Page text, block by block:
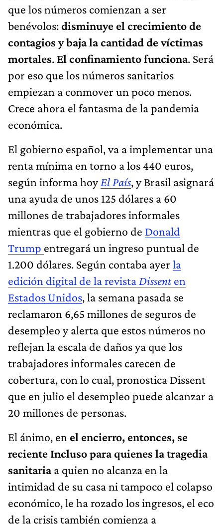
que los números comienzan a ser
benévolos:disminuye el crecimiento de
contagios y baja la cantidad de víctimas
mortales. El confinamiento funciona. Será
por eso que los números sanitarios
empiezan a conmover un poco menos.
Crece ahora el fantasma de la pandemia
económica.
El gobierno español, va a implementar una
renta mínima en torno a los 440 euros,
según informa hoyEl País, y Brasil asignará
una ayuda de unos 125 dólares a 60
millones de trabajadores informales
mientras que el gobierno de Donald
Trump entregará un ingreso puntual de
1.200 dólares. Según contaba ayer la
edición digital de la revista Dissenten
Estados Unidos, la semana pasada se
reclamaron 6,65 millones de seguros de
desempleo y alerta que estos números no
reflejan la escala de daños ya que los
trabajadores informales carecen de
cobertura, con lo cual, pronostica Dissent
que en julio el desempleo puede alcanzar a
20 millones de personas.
El ánimo, en el encierro, entonces, se
reciente Incluso para quienes la tragedia
sanitariaa quien no alcanza en la
intimidad de su casa ni tampoco el colapso
económico, le ha rozado los ingresos, el eco
de la crisis también comienza a